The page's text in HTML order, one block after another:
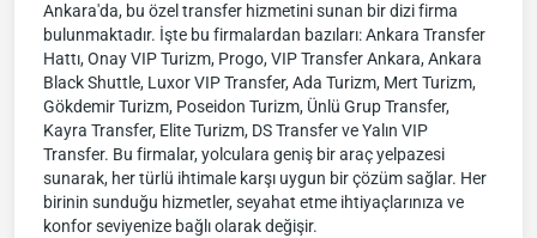
Ankara'da, bu özel transfer hizmetini sunan bir dizi firma
bulunmaktadır. İşte bu firmalardan bazıları: Ankara Transfer
Hattı, Onay VIP Turizm, Progo, VIP Transfer Ankara, Ankara
Black Shuttle, Luxor VIP Transfer, Ada Turizm, Mert Turizm,
Gökdemir Turizm, Poseidon Turizm, Ünlü Grup Transfer,
Kayra Transfer, Elite Turizm, DS Transfer ve Yalın VIP
Transfer. Bu firmalar, yolculara geniş bir araç yelpazesi
sunarak, her türlü ihtimale karşı uygun bir çözüm sağlar. Her
birinin sunduğu hizmetler, seyahat etme ihtiyaçlarınıza ve
konfor seviyenize bağlı olarak değişir.